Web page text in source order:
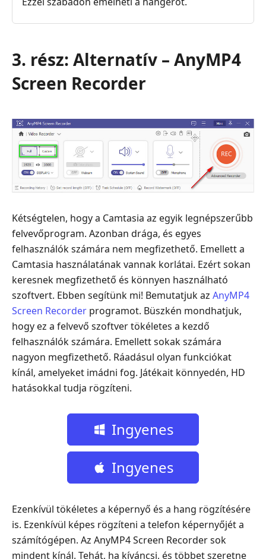
3. rész: Alternatív – AnyMP4
Screen Recorder
Kétségtelen, hogy a Camtasia az egyik legnépszerűbb
felvevőprogram. Azonban drága, és egyes
felhasználók számára nem megfizethető. Emellett a
Camtasia használatának vannak korlátai. Ezért sokan
keresnek megfizethető és könnyen használható
szoftvert. Ebben segítünk mi! Bemutatjuk az AnyMP4
Screen Recorder programot. Büszkén mondhatjuk,
hogy ez a felvevő szoftver tökéletes a kezdő
felhasználók számára. Emellett sokak számára
nagyon megfizethető. Ráadásul olyan funkciókat
kínál, amelyeket imádni fog. Játékait könnyedén, HD
hatásokkal tudja rögzíteni.
Ingyenes
letöltés
Ingyenes
Ezenkívül tökéletes a képernyő és a hang rögzítésére
is. Ezenkívül képes rögzíteni a telefon képernyőjét a
számítógépen. Az AnyMP4 Screen Recorder sok
mindent kínál. Tehát, ha kíváncsi, és többet szeretne